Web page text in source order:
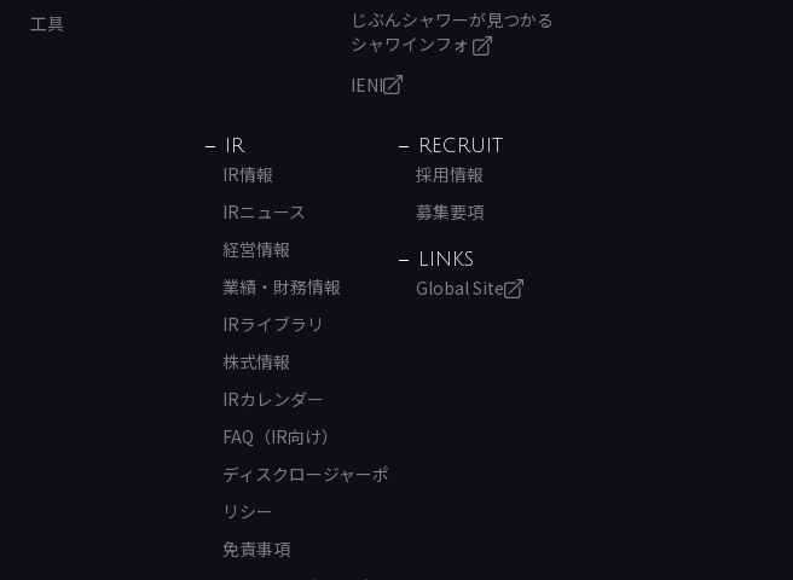
工具
じぶんシャワーが見つかる
シャワインフォ
IENI
IR
IR情報
IRニュース
経営情報
業績・財務情報
IRライブラリ
株式情報
IRカレンダー
FAQ（IR向け）
ディスクロージャーポ
リシー
免責事項
RECRUIT
採用情報
募集要項
LINKS
Global Site